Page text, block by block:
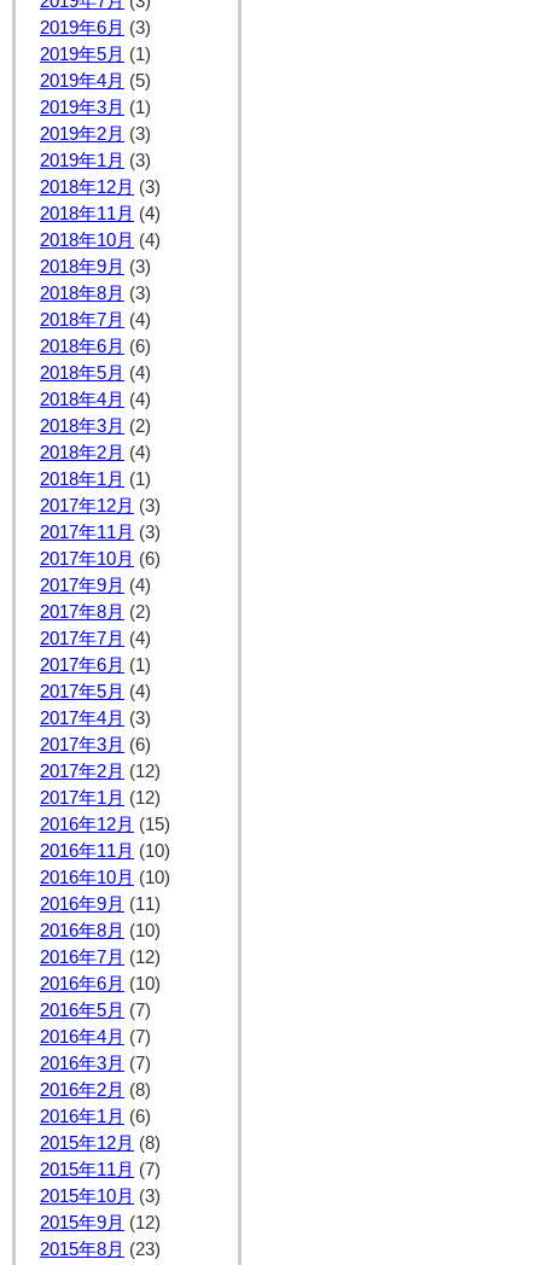
2019年6月 (3)
2019年5月 (1)
2019年4月 (5)
2019年3月 (1)
2019年2月 (3)
2019年1月 (3)
2018年12月 (3)
2018年11月 (4)
2018年10月 (4)
2018年9月 (3)
2018年8月 (3)
2018年7月 (4)
2018年6月 (6)
2018年5月 (4)
2018年4月 (4)
2018年3月 (2)
2018年2月 (4)
2018年1月 (1)
2017年12月 (3)
2017年11月 (3)
2017年10月 (6)
2017年9月 (4)
2017年8月 (2)
2017年7月 (4)
2017年6月 (1)
2017年5月 (4)
2017年4月 (3)
2017年3月 (6)
2017年2月 (12)
2017年1月 (12)
2016年12月 (15)
2016年11月 (10)
2016年10月 (10)
2016年9月 (11)
2016年8月 (10)
2016年7月 (12)
2016年6月 (10)
2016年5月 (7)
2016年4月 (7)
2016年3月 (7)
2016年2月 (8)
2016年1月 (6)
2015年12月 (8)
2015年11月 (7)
2015年10月 (3)
2015年9月 (12)
2015年8月 (23)